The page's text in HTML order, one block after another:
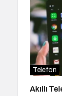
Akıllı
Telefon